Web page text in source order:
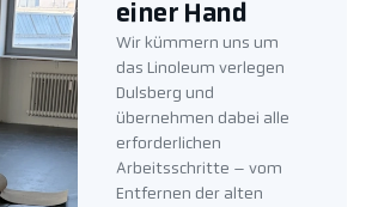
einer Hand
Wir kümmern uns um
das Linoleum verlegen
Dulsberg und
übernehmen dabei alle
erforderlichen
Arbeitsschritte – vom
Entfernen der alten